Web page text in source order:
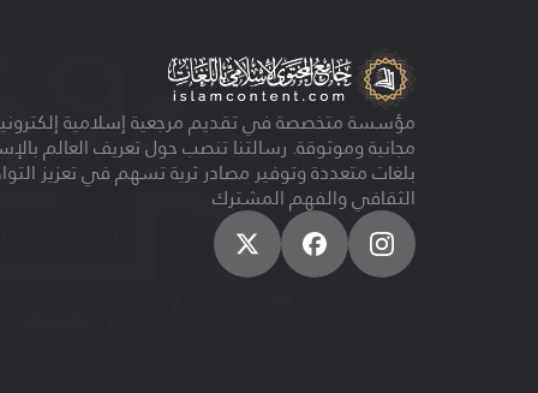
مؤسسة متخصصة في تقديم مرجعية إسلامية
مجانية وموثوقة. رسالتنا تنصب حول تعريف العالم
بلغات متعددة وتوفير مصادر ثرية تسهم في تعزيز
الثقافي والفهم المشترك